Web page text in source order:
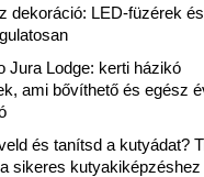
dekoráció: LED-füzérek
Jura Lodge: kerti házikó
ami bővíthető és egész
és tanítsd a kutyádat?
sikeres kutyakiképzéshez